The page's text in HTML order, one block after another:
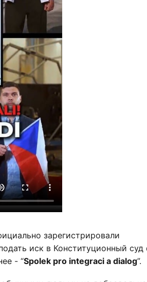
зарегистрировали
иск в Конституционный суд
- “Spolek pro integraci a dialog”.